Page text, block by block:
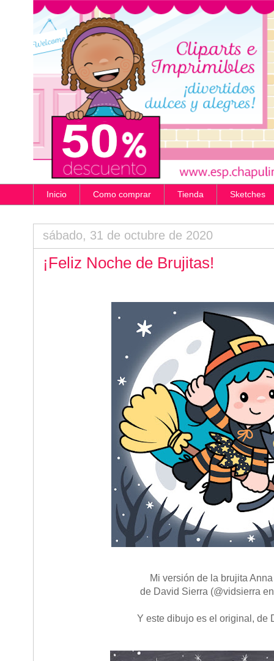
Inicio Como comprar Tienda Sketches
sábado, 31 de octubre de 2020
¡Feliz Noche de Brujitas!
Mi versión de la brujita
de David Sierra (@vidsierra
Y este dibujo es el original, de